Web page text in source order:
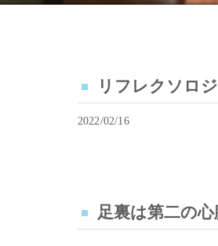
リフレクソロ
2022/02/16
足裏は第二の心